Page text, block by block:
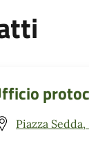
Piazza